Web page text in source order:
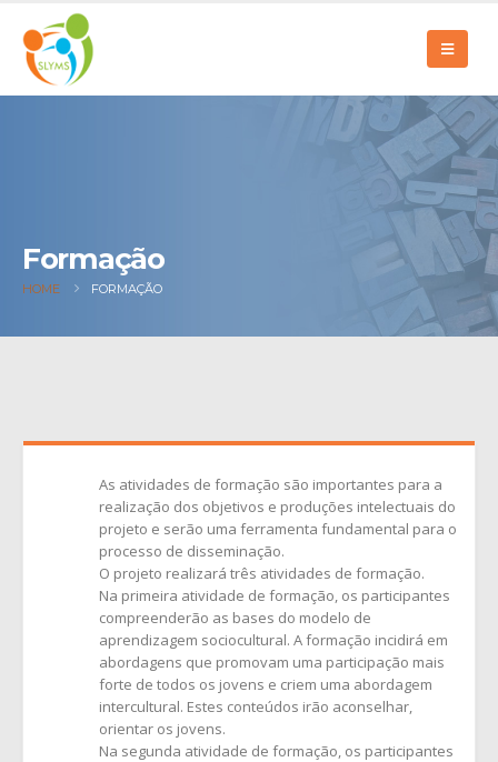
Formação
HOME FORMAÇÃO
As atividades de formação são importantes para a
realização dos objetivos e produções intelectuais do
projeto e serão uma ferramenta fundamental para o
processo de disseminação.
O projeto realizará três atividades de formação.
Na primeira atividade de formação, os participantes
compreenderão as bases do modelo de
aprendizagem sociocultural. A formação incidirá em
abordagens que promovam uma participação mais
forte de todos os jovens e criem uma abordagem
intercultural. Estes conteúdos irão aconselhar,
orientar os jovens.
Na segunda atividade de formação, os participantes